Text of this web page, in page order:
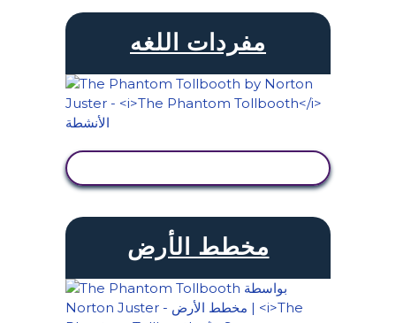
مفردات اللغه
مخطط الأرض